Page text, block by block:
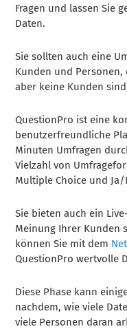
Fragen und lassen Sie
Daten.
Sie sollten auch eine
Kunden und
aber keine Kunden
QuestionPro ist eine
benutzerfreundliche
Minuten Umfragen
Vielzahl von
Multiple Choice und Ja/
Sie bieten auch ein
Meinung Ihrer Kunden
können Sie mit dem
QuestionPro wertvolle
Diese Phase kann
nachdem, wie viele
viele Personen daran